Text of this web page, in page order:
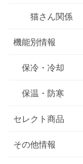
猫さん関係
機能別情報
保冷・冷却
保温・防寒
セレクト商品
その他情報